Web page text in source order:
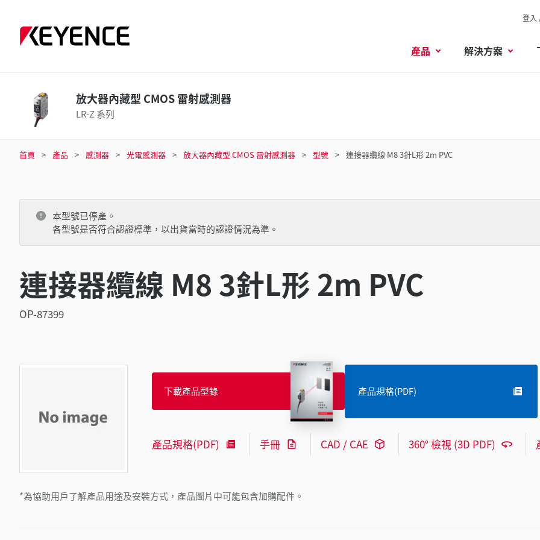
登入
產品 解決方案
放大器內藏型 CMOS 雷射感測器
LR-Z 系列
首頁 產品 感測器 光電感測器 放大器內藏型 CMOS 雷射感測器 型號 連接器纜線 M8 3針L形 2m PVC
本型號已停產。
各型號是否符合認證標準，以出貨當時的認證情況為準。
連接器纜線 M8 3針L形 2m PVC
OP-87399
*為協助用戶了解產品用途及安裝方式，產品圖片中可能包含加購配件。
下載產品型錄 產品規格(PDF)
產品規格(PDF) 手冊 CAD / CAE 360° 檢視 (3D PDF)